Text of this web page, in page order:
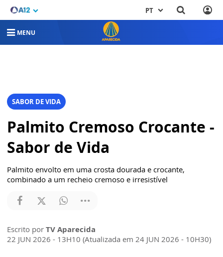
PT
MENU
SABOR DE VIDA
Palmito Cremoso Crocante -
Sabor de Vida
Palmito envolto em uma crosta dourada e crocante,
combinado a um recheio cremoso e irresistível
Escrito por TV Aparecida
22 JUN 2026 - 13H10 (Atualizada em 24 JUN 2026 - 10H30)